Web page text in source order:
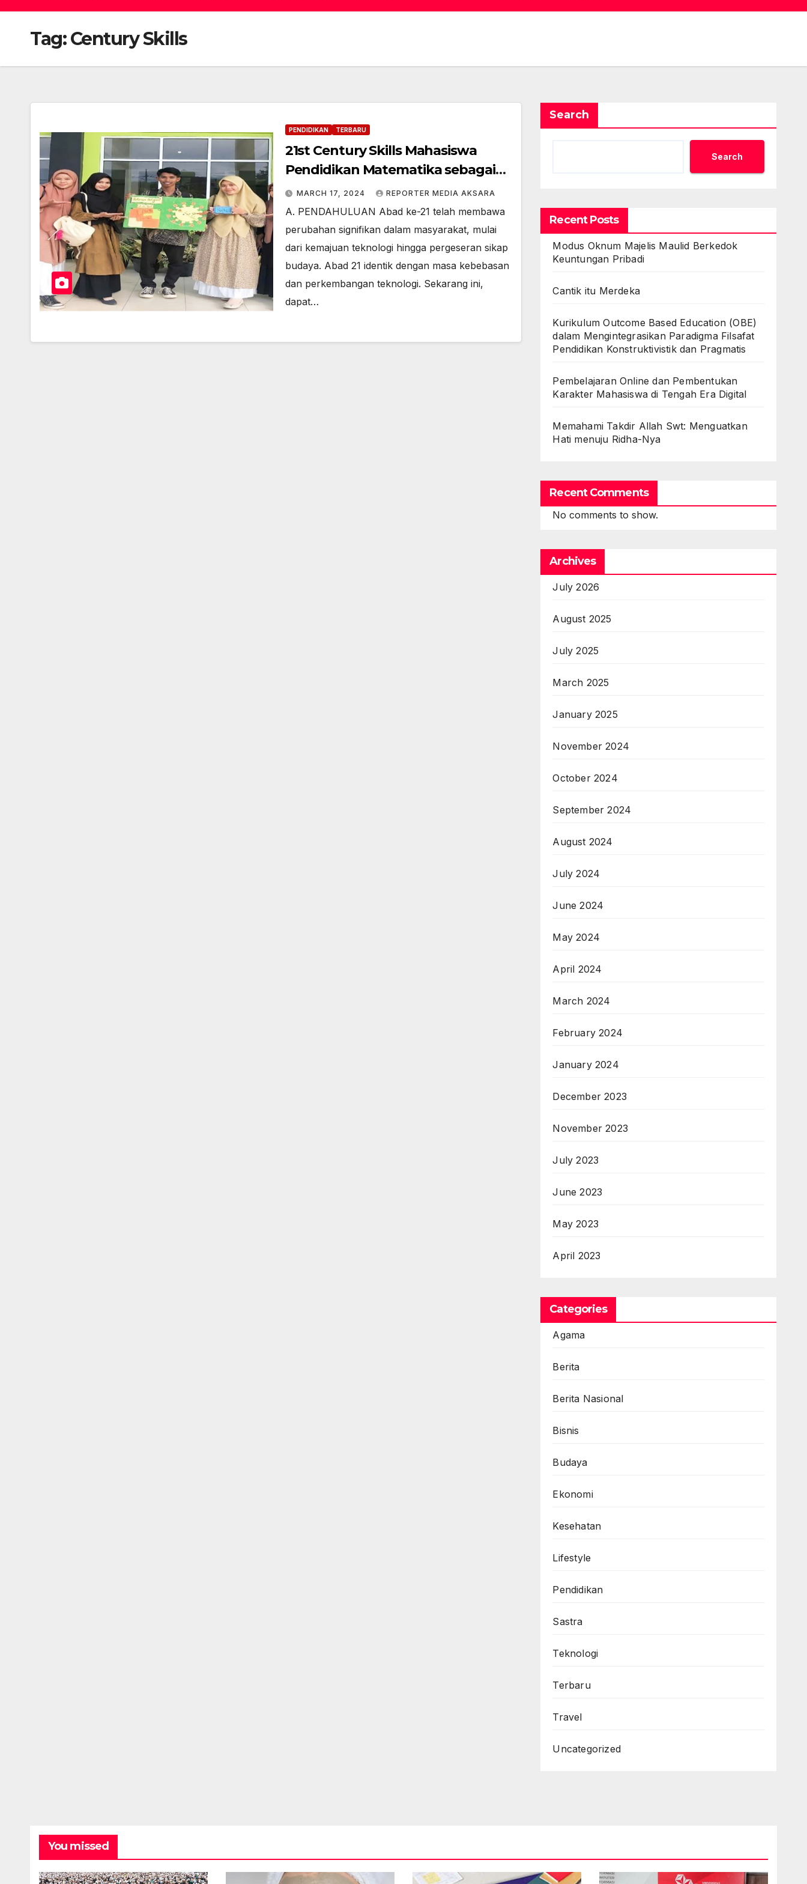
Tag:Century Skills
PENDIDIKAN TERBARU
21st Century Skills Mahasiswa
Pendidikan Matematika sebagai
Calon Guru
MARCH 17, 2024 REPORTER MEDIA AKSARA
A. PENDAHULUAN Abad ke-21 telah membawa
perubahan signifikan dalam masyarakat, mulai
dari kemajuan teknologi hingga pergeseran sikap
budaya. Abad 21 identik dengan masa kebebasan
dan perkembangan teknologi. Sekarang ini,
dapat…
Search
Search
Recent Posts
Modus Oknum Majelis Maulid Berkedok
Keuntungan Pribadi
Cantik itu Merdeka
Kurikulum Outcome Based Education (OBE)
dalam Mengintegrasikan Paradigma Filsafat
Pendidikan Konstruktivistik dan Pragmatis
Pembelajaran Online dan Pembentukan
Karakter Mahasiswa di Tengah Era Digital
Memahami Takdir Allah Swt: Menguatkan
Hati menuju Ridha-Nya
Recent Comments
No comments to show.
Archives
July 2026
August 2025
July 2025
March 2025
January 2025
November 2024
October 2024
September 2024
August 2024
July 2024
June 2024
May 2024
April 2024
March 2024
February 2024
January 2024
December 2023
November 2023
July 2023
June 2023
May 2023
April 2023
Categories
Agama
Berita
Berita Nasional
Bisnis
Budaya
Ekonomi
Kesehatan
Lifestyle
Pendidikan
Sastra
Teknologi
Terbaru
Travel
Uncategorized
You missed